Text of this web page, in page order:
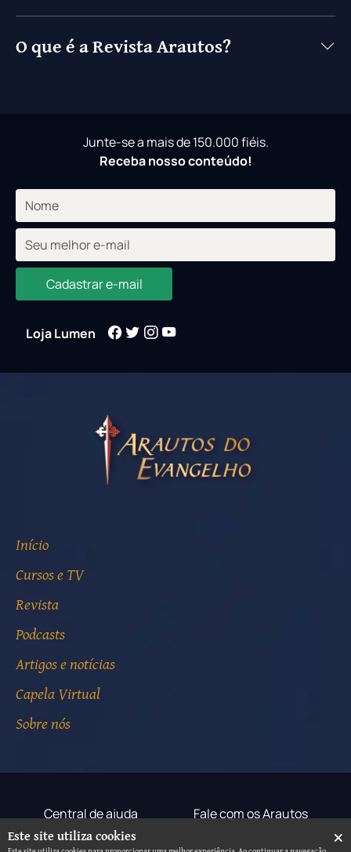
O que é a Revista Arautos?
Junte-se a mais de 150.000 fiéis.
Receba nosso conteúdo!
Cadastrar e-mail
Loja Lumen
Início
Cursos e TV
Revista
Podcasts
Artigos e notícias
Capela Virtual
Sobre nós
Central de ajuda Fale com os Arautos
Termos de uso
Este site utiliza cookies ×